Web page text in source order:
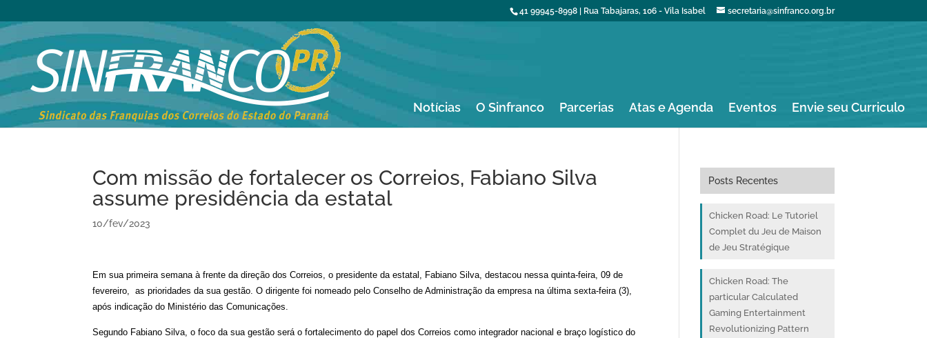
41 99945-8998 | Rua Tabajaras, 106 - Vila Isabel secretaria@sinfranco.org.br
Notícias O Sinfranco Parcerias Atas e Agenda Eventos Envie seu Curriculo
Com missão de fortalecer os Correios, Fabiano Silva
assume presidência da estatal
10/fev/2023
Em sua primeira semana à frente da direção dos Correios, o presidente da estatal, Fabiano Silva, destacou nessa quinta-feira, 09 de
fevereiro, as prioridades da sua gestão. O dirigente foi nomeado pelo Conselho de Administração da empresa na última sexta-feira (3),
após indicação do Ministério das Comunicações.
Segundo Fabiano Silva, o foco da sua gestão será o fortalecimento do papel dos Correios como integrador nacional e braço logístico do
Posts Recentes
Chicken Road: Le Tutoriel
Complet du Jeu de Maison
de Jeu Stratégique
Chicken Road: The
particular Calculated
Gaming Entertainment
Revolutionizing Pattern